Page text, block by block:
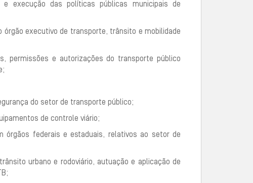
e execução das políticas públicas municipais de
órgão executivo de transporte, trânsito e mobilidade
permissões e autorizações do transporte público
do setor de transporte público;
de controle viário;
órgãos federais e estaduais, relativos ao setor de
urbano e rodoviário, autuação e aplicação de